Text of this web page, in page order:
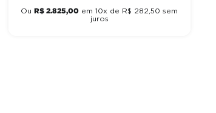
Ou R$ 2.825,00 em10x de R$ 282 ,50 sem
juros